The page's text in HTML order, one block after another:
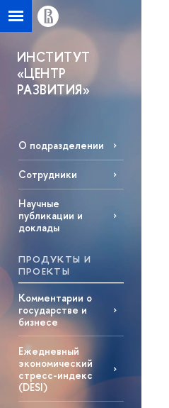
ИНСТИТУТ
«ЦЕНТР
РАЗВИТИЯ»
О подразделении
Сотрудники
Научные
публикации и
доклады
ПРОДУКТЫ И
ПРОЕКТЫ
Комментарии о
государстве и
бизнесе
Ежедневный
экономический
стресс-индекс
(DESI)